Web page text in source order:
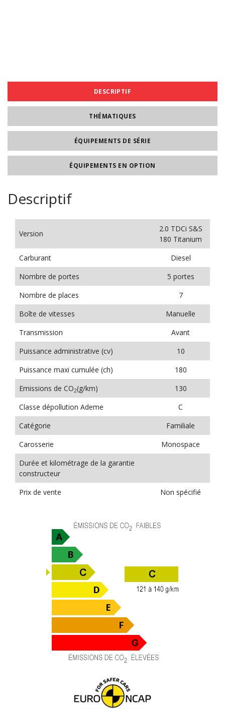
DESCRIPTIF
THÉMATIQUES
ÉQUIPEMENTS DE SÉRIE
ÉQUIPEMENTS EN OPTION
Descriptif
Version
2.0 TDCi S&S
180 Titanium
Carburant
Diesel
Nombre de portes
5 portes
Nombre de places
7
Boîte de vitesses
Manuelle
Transmission
Avant
Puissance administrative (cv)
10
Puissance maxi cumulée (ch)
180
Emissions de CO2(g/km)
130
Classe dépollution Ademe
C
Catégorie
Familiale
Carosserie
Monospace
Durée et kilométrage de la garantie
constructeur
Prix de vente
Non spécifié